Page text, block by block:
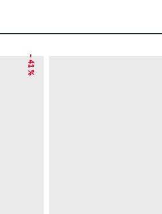
– 41 %